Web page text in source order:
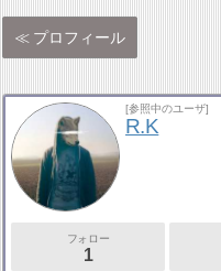
プロフィール
[参照中のユーザ]
R.K
フォロー
1